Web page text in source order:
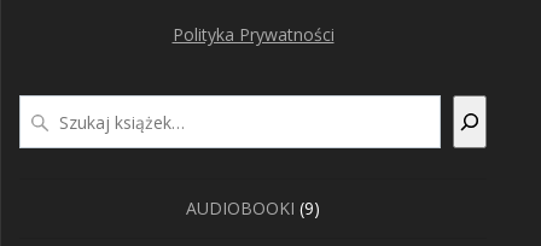
Polityka Prywatności
AUDIOBOOKI 99